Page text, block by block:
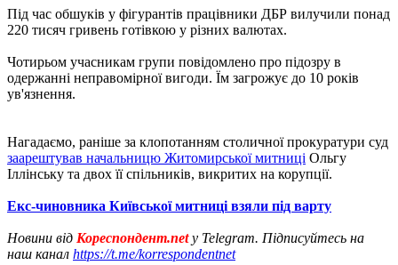
Під час обшуків у фігурантів працівники ДБР вилучили понад
220 тисяч гривень готівкою у різних валютах.
Чотирьом учасникам групи повідомлено про підозру в
одержанні неправомірної вигоди. Їм загрожує до 10 років
ув'язнення.
Нагадаємо, раніше за клопотанням столичної прокуратури суд
заарештував начальницю Житомирської митниці Ольгу
Іллінську та двох її спільників, викритих на корупції.
Екс-чиновника Київської митниці взяли під варту
Новини від Кореспондент.netу Telegram. Підписуйтесь на
наш канал https://t.me/korrespondentnet